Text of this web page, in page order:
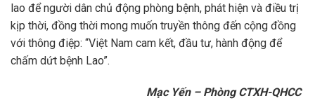
lao để người dân chủ động phòng bệnh, phát hiện và điều trị
kịp thời, đồng thời mong muốn truyền thông đến cộng đồng
với thông điệp: “Việt Nam cam kết, đầu tư, hành động để
chấm dứt bệnh Lao”.
Mạc Yến – Phòng CTXH-QHCC